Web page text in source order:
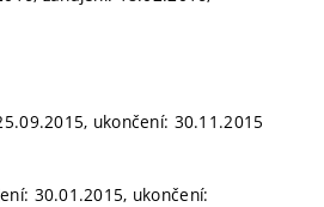
ukončení: 30.11.2015
30.01.2015, ukončení: